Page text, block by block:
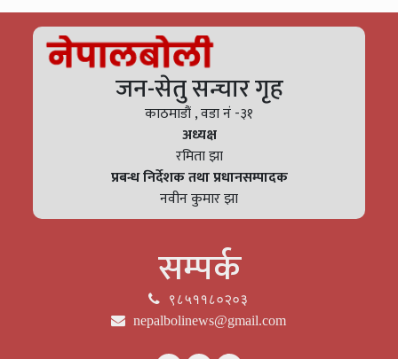
जन-सेतु सन्चार गृह
काठमाडौं , वडा नं -३१
अध्यक्ष
रमिता झा
प्रबन्ध निर्देशक तथा प्रधानसम्पादक
नवीन कुमार झा
सम्पर्क
९८५११८०२०३
nepalbolinews@gmail.com